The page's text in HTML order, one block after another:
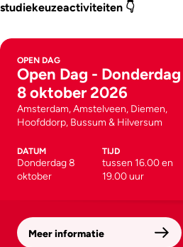
studiekeuzeactiviteiten 👇
OPEN DAG
Open Dag - Donderdag
8 oktober 2026
Amsterdam, Amstelveen, Diemen,
Hoofddorp, Bussum & Hilversum
DATUM
Donderdag 8
oktober
TIJD
tussen 16.00 en
19.00 uur
Meer informatie